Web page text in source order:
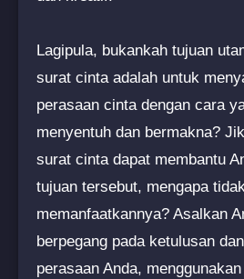
Lagipula, bukankah tujuan
surat cinta adalah untuk
perasaan cinta dengan cara
menyentuh dan bermakna?
surat cinta dapat membantu
tujuan tersebut, mengapa tidak
memanfaatkannya? Asalkan
berpegang pada ketulusan
perasaan Anda,